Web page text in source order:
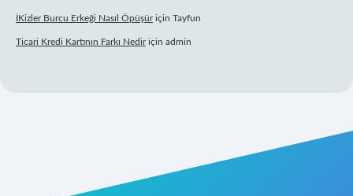
İKizler Burcu Erkeği Nasıl Öpüşüriçin Tayfun
Ticari Kredi Kartının Farkı Nediriçin admin